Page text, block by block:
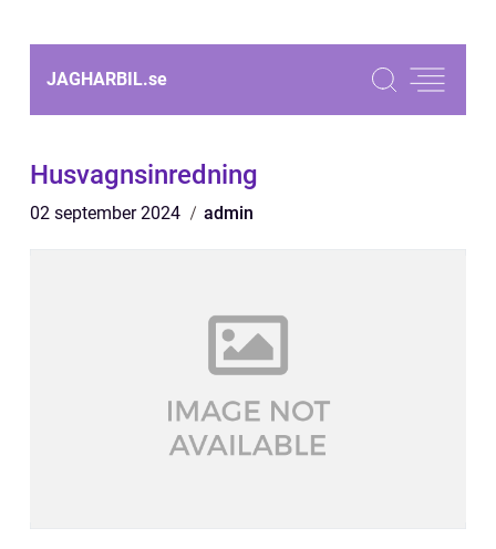
JAGHARBIL.se
Husvagnsinredning
02 september 2024 admin